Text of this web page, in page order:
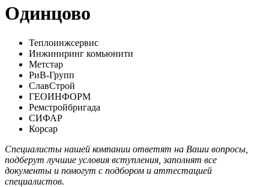
Одинцово
Теплоинжсервис
Инжиниринг комьюнити
Метстар
РиВ-Групп
СлавСтрой
ГЕОИНФОРМ
Ремстройбригада
СИФАР
Корсар
Специалисты нашей компании ответят на Ваши вопросы,
подберут лучшие условия вступления, заполнят все
документы и помогут с подбором и аттестацией
специалистов.